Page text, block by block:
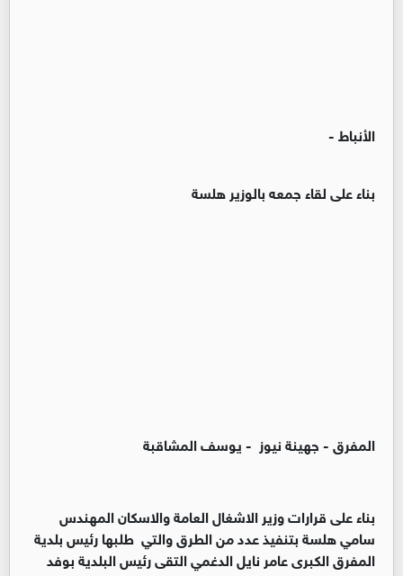
الأنباط -
بناء على لقاء جمعه بالوزير هلسة
المفرق - جهينة نيوز - يوسف المشاقبة
بناء على قرارات وزير الاشغال العامة والاسكان المهندس
سامي هلسة بتنفيذ عدد من الطرق والتي طلبها رئيس بلدية
المفرق الكبرى عامر نايل الدغمي التقى رئيس البلدية بوفد